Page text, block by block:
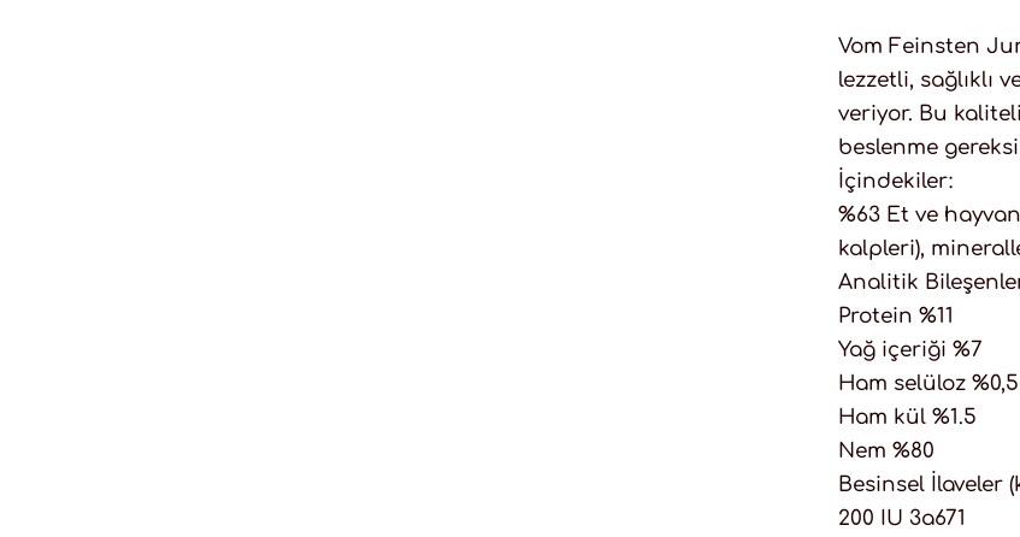
Vom Feinsten
lezzetli, sağlıklı
veriyor. Bu
beslenme
İçindekiler:
%63 Et ve
kalpleri),
Analitik
Protein %11
Yağ içeriği %7
Ham selüloz %0,5
Ham kül %1.5
Nem %80
Besinsel İlaveler
200 IU 3a671